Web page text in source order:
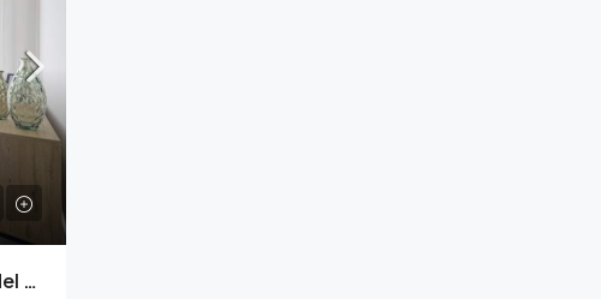
Piso a Estrenar en la Manga. Miradores del Puerto